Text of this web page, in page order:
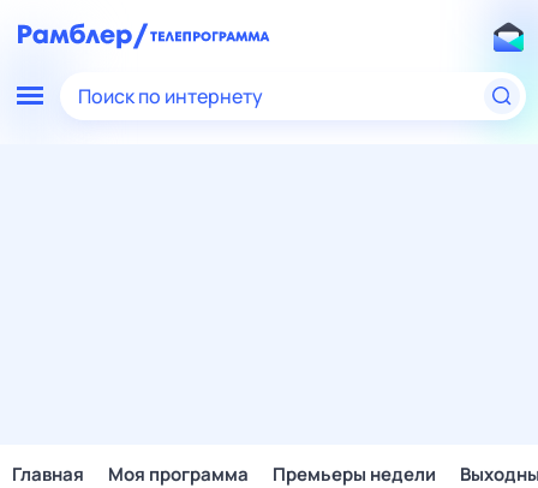
Поиск по интернету
Главная Моя программа Премьеры недели